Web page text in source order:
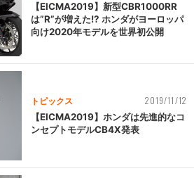
【EICMA2019】新型CBR1000RR
は”R”が増えた!? ホンダがヨーロッパ
向け2020年モデルを世界初公開
トピックス 2019/11/12
【EICMA2019】ホンダは先進的なコ
ンセプトモデルCB4X発表